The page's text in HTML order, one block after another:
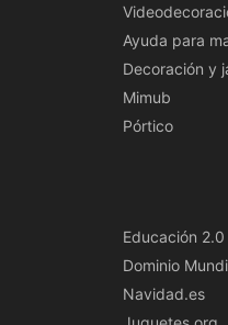
Ayuda para
Decoración y
Mimub
Pórtico
Educación 2.0
Dominio
Navidad.es